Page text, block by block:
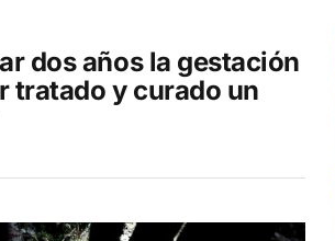
dos años la gestación
tratado y curado un